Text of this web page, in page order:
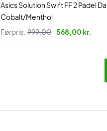
Asics Solution Swift FF 2 Padel
Cobalt/Menthol
Førpris: 999,00 568,00 kr.